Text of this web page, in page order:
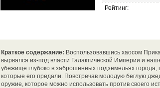
Рейтинг:
Краткое содержание: Воспользовавшись хаосом
вырвался из-под власти Галактической Империи и
убежище глубоко в заброшенных подземельях
которые его предали. Повстречав молодую беглую
оружие, которое можно использовать против своего